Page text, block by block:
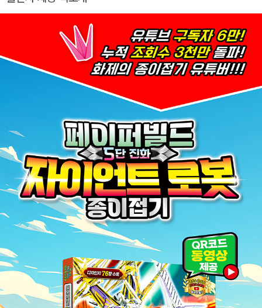
이접기 강의 유튜브 채널 및 네이버 카페 [페이퍼빌드] 운영 SBS ‘세
상에 이런일이’ 977회 출연 YTN ‘황금 나침반 기술자들’ 출연 OB
S ‘이것이 인생’ 출연 국립과천과학관 덕후전 전시 참여 출간 도서
『페이퍼빌드 배틀게임 종이접기』(혜지원) 『페이퍼빌드 3단 진화 가
디언로봇 종이접기』(혜지원) 『페이퍼빌드 스피드 레이싱카 종이접
기』(혜지원) 『페이퍼빌드 배틀게임 종이접기2-에볼루션 종이접기』